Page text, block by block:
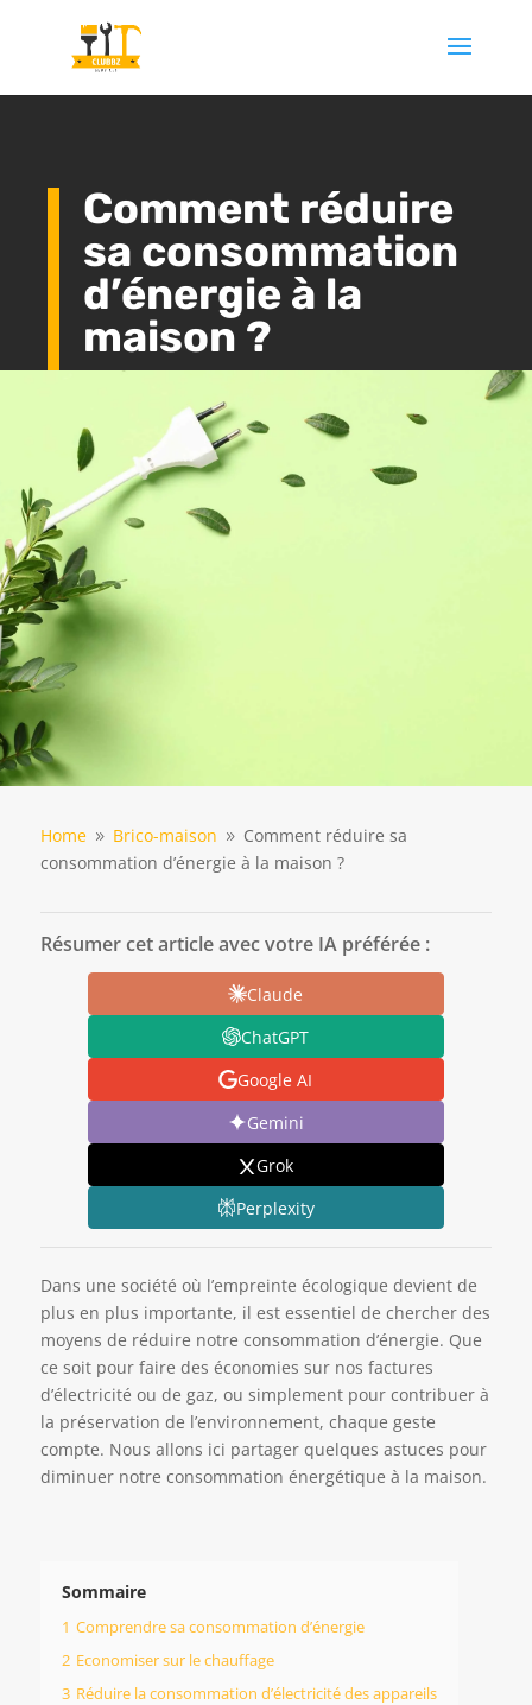
Comment réduire
sa consommation
d’énergie à la
maison ?
Home 9 Brico-maison 9 Comment réduire sa
consommation d’énergie à la maison ?
Résumer cet article avec votre IA préférée :
Claude
ChatGPT
Google AI
Gemini
Grok
Perplexity
Dans une société où l’empreinte écologique devient de
plus en plus importante, il est essentiel de chercher des
moyens de réduire notre consommation d’énergie. Que
ce soit pour faire des économies sur nos factures
d’électricité ou de gaz, ou simplement pour contribuer à
la préservation de l’environnement, chaque geste
compte. Nous allons ici partager quelques astuces pour
diminuer notre consommation énergétique à la maison.
Sommaire
1 Comprendre sa consommation d’énergie
2 Economiser sur le chauffage
3 Réduire la consommation d’électricité des appareils